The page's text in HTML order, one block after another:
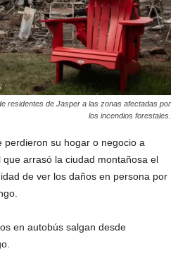
residentes de Jasper a las zonas afectadas por
los incendios forestales.
perdieron su hogar o negocio a
arrasó la ciudad montañosa el
de ver los daños en persona por
en autobús salgan desde